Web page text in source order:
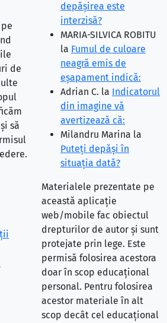
de
să
depăşirea este
interzisă?
MARIA-SILVICA ROBITU
la Fumul de culoare
neagră emis de
eşapament indică:
Adrian C. la Indicatorul
din imagine vă
avertizează că:
Milandru Marina la
Puteţi depăşi în
situaţia dată?
Materialele prezentate pe
această aplicație
web/mobile fac obiectul
drepturilor de autor și sunt
protejate prin lege. Este
permisă folosirea acestora
doar în scop educațional
personal. Pentru folosirea
acestor materiale în alt
scop decât cel educațional